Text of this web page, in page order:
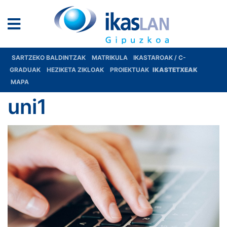
SARTZEKO BALDINTZAK MATRIKULA
IKASTAROAK / C-
GRADUAK
HEZIKETA ZIKLOAK PROIEKTUAK IKASTETXEAK
MAPA
uni1